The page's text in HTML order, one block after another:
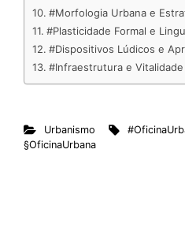
#Morfologia Urbana e
#Plasticidade Formal e
#Dispositivos Lúdicos e
#Infraestrutura e Vitalidade
Urbanismo
§OficinaUrbana